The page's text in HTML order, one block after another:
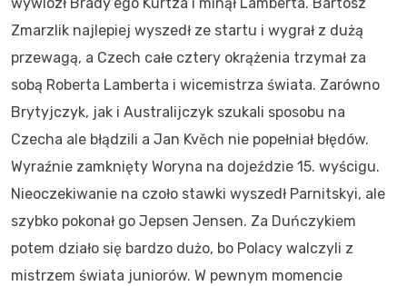
wywiózł Brady’ego Kurtza i minął Lamberta. Bartosz
Zmarzlik najlepiej wyszedł ze startu i wygrał z dużą
przewagą, a Czech całe cztery okrążenia trzymał za
sobą Roberta Lamberta i wicemistrza świata. Zarówno
Brytyjczyk, jak i Australijczyk szukali sposobu na
Czecha ale błądzili a Jan Kvěch nie popełniał błędów.
Wyraźnie zamknięty Woryna na dojeździe 15. wyścigu.
Nieoczekiwanie na czoło stawki wyszedł Parnitskyi, ale
szybko pokonał go Jepsen Jensen. Za Duńczykiem
potem działo się bardzo dużo, bo Polacy walczyli z
mistrzem świata juniorów. W pewnym momencie